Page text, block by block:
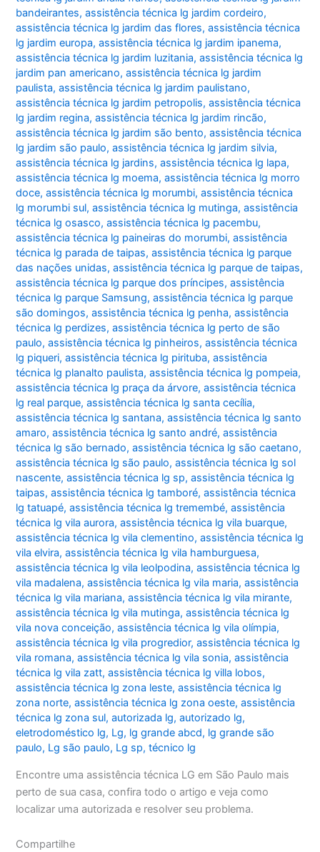
bandeirantes,assistência técnica lg jardim cordeiro,
assistência técnica lg jardim das flores,assistência técnica
lg jardim europa,assistência técnica lg jardim ipanema,
assistência técnica lg jardim luzitania,assistência técnica lg
jardim pan americano,assistência técnica lg jardim
paulista,assistência técnica lg jardim paulistano,
assistência técnica lg jardim petropolis,assistência técnica
lg jardim regina,assistência técnica lg jardim rincão,
assistência técnica lg jardim são bento,assistência técnica
lg jardim são paulo,assistência técnica lg jardim silvia,
assistência técnica lg jardins,assistência técnica lg lapa,
assistência técnica lg moema,assistência técnica lg morro
doce,assistência técnica lg morumbi,assistência técnica
lg morumbi sul,assistência técnica lg mutinga,assistência
técnica lg osasco,assistência técnica lg pacembu,
assistência técnica lg paineiras do morumbi,assistência
técnica lg parada de taipas,assistência técnica lg parque
das nações unidas,assistência técnica lg parque de taipas,
assistência técnica lg parque dos príncipes,assistência
técnica lg parque Samsung,assistência técnica lg parque
são domingos,assistência técnica lg penha,assistência
técnica lg perdizes,assistência técnica lg perto de são
paulo,assistência técnica lg pinheiros,assistência técnica
lg piqueri,assistência técnica lg pirituba,assistência
técnica lg planalto paulista,assistência técnica lg pompeia,
assistência técnica lg praça da árvore,assistência técnica
lg real parque,assistência técnica lg santa cecília,
assistência técnica lg santana,assistência técnica lg santo
amaro,assistência técnica lg santo andré,assistência
técnica lg são bernado,assistência técnica lg são caetano,
assistência técnica lg são paulo,assistência técnica lg sol
nascente,assistência técnica lg sp,assistência técnica lg
taipas,assistência técnica lg tamboré,assistência técnica
lg tatuapé,assistência técnica lg tremembé,assistência
técnica lg vila aurora,assistência técnica lg vila buarque,
assistência técnica lg vila clementino,assistência técnica lg
vila elvira,assistência técnica lg vila hamburguesa,
assistência técnica lg vila leolpodina,assistência técnica lg
vila madalena,assistência técnica lg vila maria,assistência
técnica lg vila mariana,assistência técnica lg vila mirante,
assistência técnica lg vila mutinga,assistência técnica lg
vila nova conceição,assistência técnica lg vila olímpia,
assistência técnica lg vila progredior,assistência técnica lg
vila romana,assistência técnica lg vila sonia,assistência
técnica lg vila zatt,assistência técnica lg villa lobos,
assistência técnica lg zona leste,assistência técnica lg
zona norte,assistência técnica lg zona oeste,assistência
técnica lg zona sul,autorizada lg,autorizado lg,
eletrodoméstico lg, Lg, lg grande abcd, lg grande são
paulo, Lg são paulo, Lg sp,técnico lg
Encontre uma assistência técnica LG em São Paulo mais
perto de sua casa, confira todo o artigo e veja como
localizar uma autorizada e resolver seu problema.
Compartilhe